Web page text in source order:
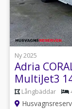
Ny 2025
Adria
MultiJet3
Långbäddar